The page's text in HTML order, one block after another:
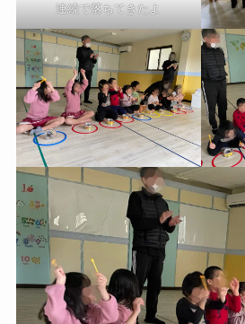
連続で落ちてきたよ